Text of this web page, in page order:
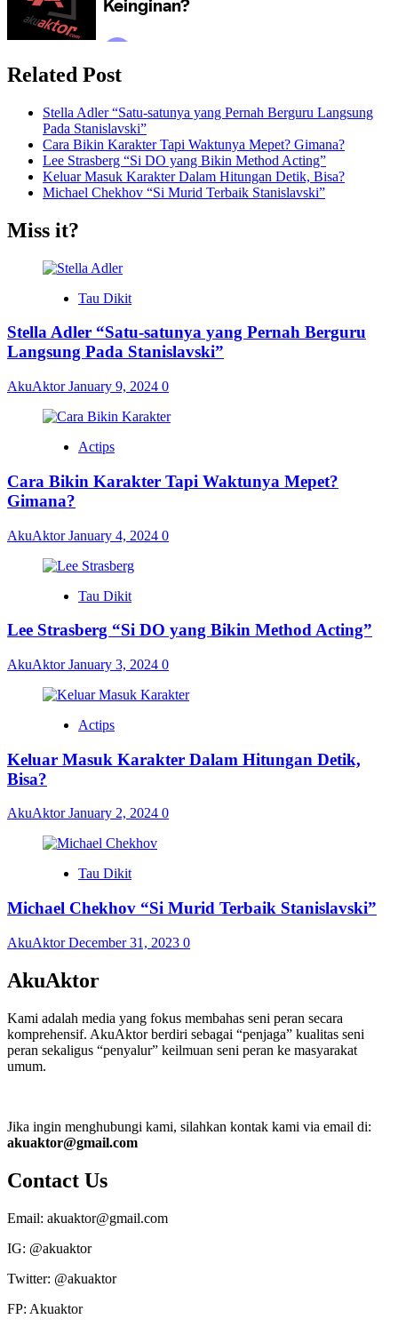
Related Post
Stella Adler “Satu-satunya yang Pernah Berguru Langsung
Pada Stanislavski”
Cara Bikin Karakter Tapi Waktunya Mepet? Gimana?
Lee Strasberg “Si DO yang Bikin Method Acting”
Keluar Masuk Karakter Dalam Hitungan Detik, Bisa?
Michael Chekhov “Si Murid Terbaik Stanislavski”
Miss it?
Tau Dikit
Stella Adler “Satu-satunya yang Pernah Berguru
Langsung Pada Stanislavski”
AkuAktorJanuary 9, 2024 0
Actips
Cara Bikin Karakter Tapi Waktunya Mepet?
Gimana?
AkuAktorJanuary 4, 2024 0
Tau Dikit
Lee Strasberg “Si DO yang Bikin Method Acting”
AkuAktorJanuary 3, 2024 0
Actips
Keluar Masuk Karakter Dalam Hitungan Detik,
Bisa?
AkuAktorJanuary 2, 2024 0
Tau Dikit
Michael Chekhov “Si Murid Terbaik Stanislavski”
AkuAktorDecember 31, 2023 0
AkuAktor
Kami adalah media yang fokus membahas seni peran secara
komprehensif. AkuAktor berdiri sebagai “penjaga” kualitas seni
peran sekaligus “penyalur” keilmuan seni peran ke masyarakat
umum.
Jika ingin menghubungi kami, silahkan kontak kami via email di:
akuaktor@gmail.com
Contact Us
Email: akuaktor@gmail.com
IG: @akuaktor
Twitter: @akuaktor
FP: Akuaktor